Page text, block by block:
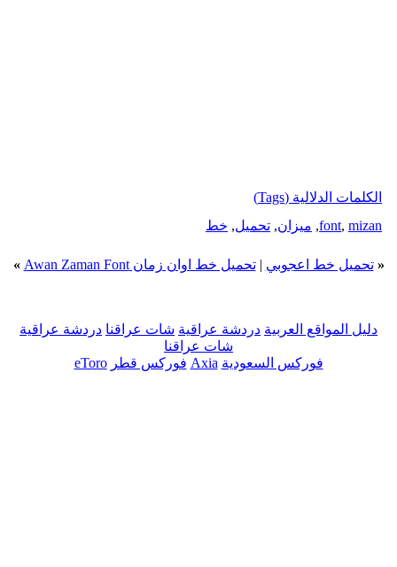
الكلمات الدلالية (Tags)
font, mizan
, ميزان, تحميل, خط
« تحميل خط اعجوبي |تحميل خط اوان زمان Awan Zaman Font »
دليل المواقع العربية دردشة عراقية شات عراقنا دردشة عراقية
شات عراقنا
فوركس السعودية Axia فوركس قطر eToro